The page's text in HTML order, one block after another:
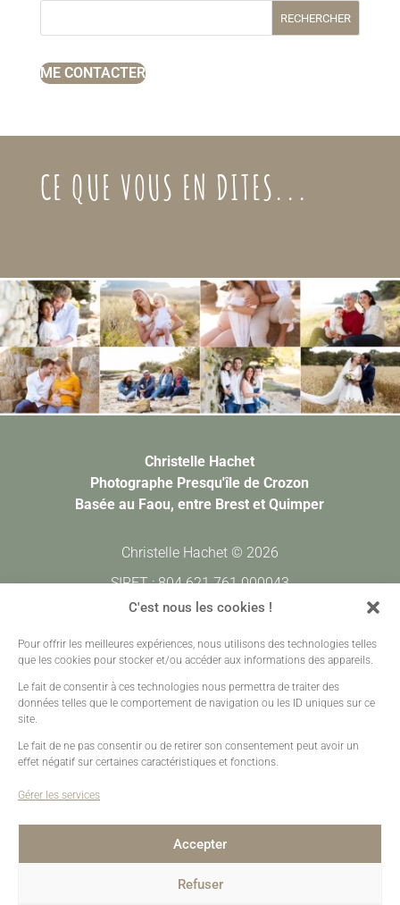
C'est nous les cookies !
Pour offrir les meilleures expériences, nous utilisons des technologies telles
que les cookies pour stocker et/ou accéder aux informations des appareils.
Le fait de consentir à ces technologies nous permettra de traiter des
données telles que le comportement de navigation ou les ID uniques sur ce
site.
Le fait de ne pas consentir ou de retirer son consentement peut avoir un
effet négatif sur certaines caractéristiques et fonctions.
Gérer les services
Accepter
Refuser
RECHERCHER
ME CONTACTER
CE QUE VOUS EN DITES...
Christelle Hachet
Photographe Presqu'île de Crozon
Basée au Faou, entre Brest et Quimper
Christelle Hachet © 2026
SIRET : 804 621 761 000043
CODE APE : 7420Z
Prestations •Galeries Clients •
Contact